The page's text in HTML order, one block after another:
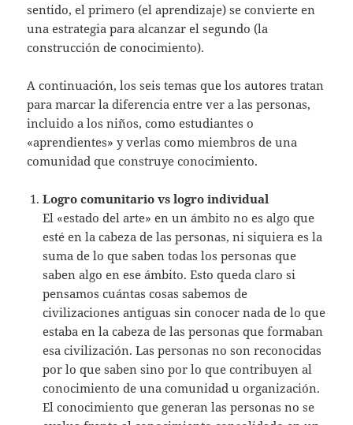
sentido, el primero (el aprendizaje) se convierte en
una estrategia para alcanzar el segundo (la
construcción de conocimiento).
A continuación, los seis temas que los autores tratan
para marcar la diferencia entre ver a las personas,
incluido a los niños, como estudiantes o
«aprendientes» y verlas como miembros de una
comunidad que construye conocimiento.
Logro comunitario vs logro individual
El «estado del arte» en un ámbito no es algo que
esté en la cabeza de las personas, ni siquiera es la
suma de lo que saben todas los personas que
saben algo en ese ámbito. Esto queda claro si
pensamos cuántas cosas sabemos de
civilizaciones antiguas sin conocer nada de lo que
estaba en la cabeza de las personas que formaban
esa civilización. Las personas no son reconocidas
por lo que saben sino por lo que contribuyen al
conocimiento de una comunidad u organización.
El conocimiento que generan las personas no se